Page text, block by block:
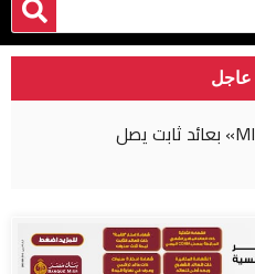
عاجل
ميدبنك يطلق شهادة «MID Elite» بعائد ثابت يصل